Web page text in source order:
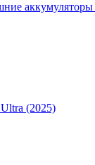
аккумуляторы
(2025)